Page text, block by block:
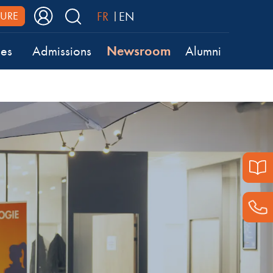
FR EN
Admissions Newsroom Alumni